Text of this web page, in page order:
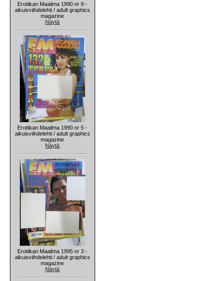
Erotiikan Maailma 1990 nr 9 -
aikuisviihdelehti / adult graphics
magazine
Näytä
Erotiikan Maailma 1990 nr 5 -
aikuisviihdelehti / adult graphics
magazine
Näytä
Erotiikan Maailma 1995 nr 3 -
aikuisviihdelehti / adult graphics
magazine
Näytä